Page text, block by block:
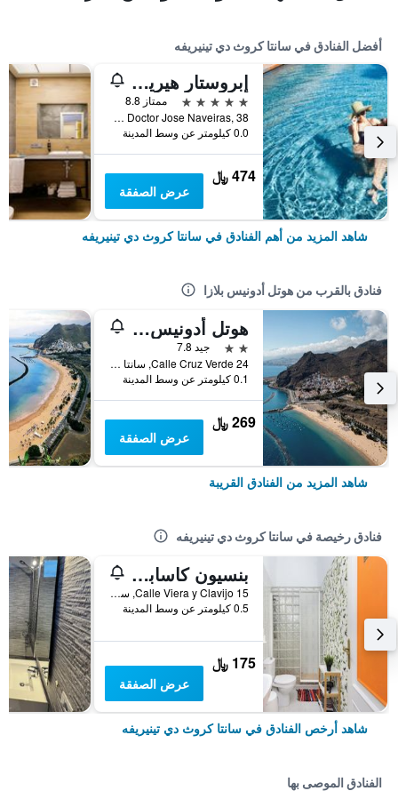
أفضل الفنادق في سانتا كروث دي تينيريفه
إبروستار هيريتيدج جراند مينسي
5 نجوم
ممتاز 8.8
Calle Doctor Jose Naveiras, 38, سانتا كروث دي تينيريفه, تنريف, أسبانيا
0.0 كيلومتر عن وسط المدينة
474 ﷼
عرض الصفقة
شاهد المزيد من أهم الفنادق في سانتا كروث دي تينيريفه
فنادق بالقرب من هوتل أدونيس بلازا
هوتل أدونيس كابيتال
2 نجمتين
جيد 7.8
Calle Cruz Verde 24, سانتا كروث دي تينيريفه, تنريف, أسبانيا
0.1 كيلومتر عن وسط المدينة
269 ﷼
عرض الصفقة
شاهد المزيد من الفنادق القريبة
فنادق رخيصة في سانتا كروث دي تينيريفه
بنسيون كاسابلانكا
15 Calle Viera y Clavijo, سانتا كروث دي تينيريفه, تنريف, أسبانيا
0.5 كيلومتر عن وسط المدينة
175 ﷼
عرض الصفقة
شاهد أرخص الفنادق في سانتا كروث دي تينيريفه
الفنادق الموصى بها